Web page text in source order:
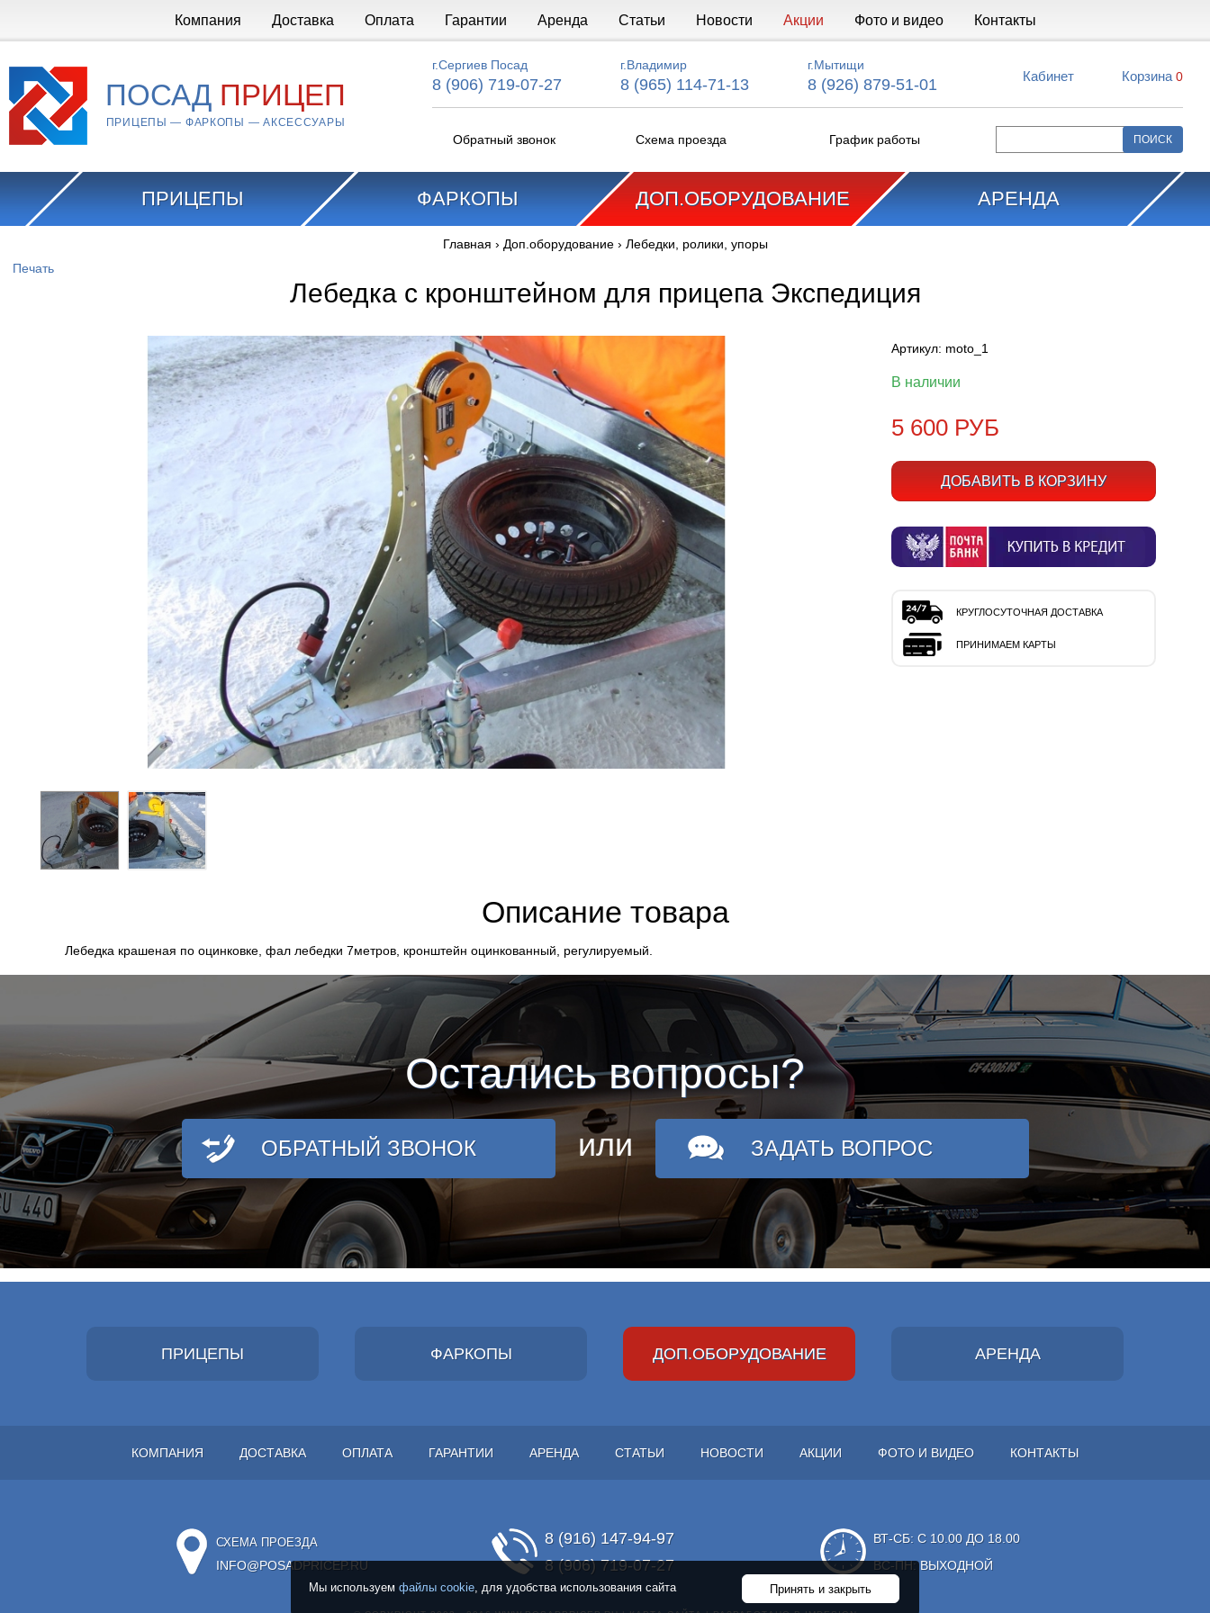
Мы используем файлы cookie, для удобства использования сайта Принять и закрыть
Компания Доставка Оплата Гарантии Аренда Статьи Новости Акции Фото и видео Контакты
ПОСАД ПРИЦЕП
ПРИЦЕПЫ — ФАРКОПЫ — АКСЕССУАРЫ
г.Сергиев Посад
8 (906) 719-07-27
г.Владимир
8 (965) 114-71-13
г.Мытищи
8 (926) 879-51-01 Кабинет Корзина 0
Обратный звонок Схема проезда График работы
ПРИЦЕПЫ ФАРКОПЫ ДОП.ОБОРУДОВАНИЕ АРЕНДА
Главная › Доп.оборудование› Лебедки, ролики, упоры
Печать
Лебедка с кронштейном для прицепа Экспедиция
Артикул: moto_1
В наличии
5 600 РУБ
КРУГЛОСУТОЧНАЯ ДОСТАВКА
ПРИНИМАЕМ КАРТЫ
Описание товара
Лебедка крашеная по оцинковке, фал лебедки 7метров, кронштейн оцинкованный, регулируемый.
Остались вопросы?
ОБРАТНЫЙ ЗВОНОК или ЗАДАТЬ ВОПРОС
ПРИЦЕПЫ ФАРКОПЫ ДОП.ОБОРУДОВАНИЕ АРЕНДА
КОМПАНИЯ ДОСТАВКА ОПЛАТА ГАРАНТИИ АРЕНДА СТАТЬИ НОВОСТИ АКЦИИ ФОТО И ВИДЕО КОНТАКТЫ
СХЕМА ПРОЕЗДА
INFO@POSADPRICEP.RU
8 (916) 147-94-97
8 (906) 719-07-27
ВТ-СБ: С 10.00 ДО 18.00
ВС-ПН: ВЫХОДНОЙ